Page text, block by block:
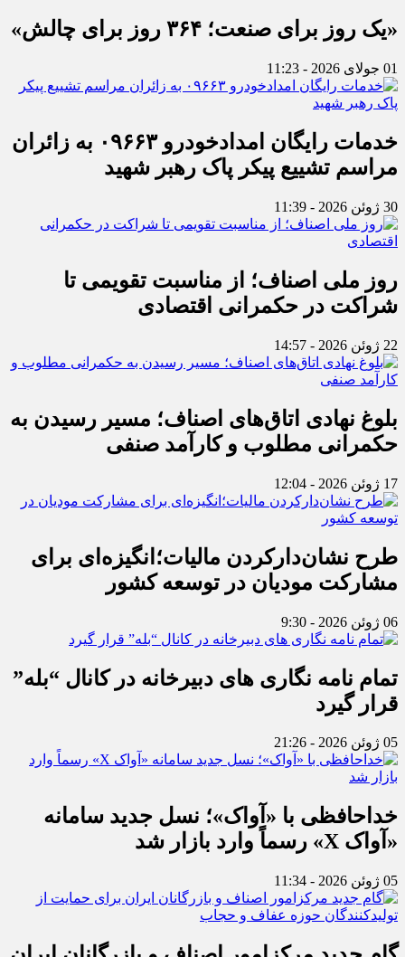
«یک روز برای صنعت؛ ۳۶۴ روز برای چالش»
01 جولای 2026 - 11:23
خدمات رایگان امدادخودرو ۰۹۶۶۳ به زائران
مراسم تشییع پیکر پاک رهبر شهید
30 ژوئن 2026 - 11:39
روز ملی اصناف؛ از مناسبت تقویمی تا
شراکت در حکمرانی اقتصادی
22 ژوئن 2026 - 14:57
بلوغ نهادی اتاق‌های اصناف؛ مسیر رسیدن به
حکمرانی مطلوب و کارآمد صنفی
17 ژوئن 2026 - 12:04
طرح نشان‌دارکردن مالیات؛انگیزه‌ای برای
مشارکت مودیان در توسعه کشور
06 ژوئن 2026 - 9:30
تمام نامه نگاری های دبیرخانه در کانال “بله”
قرار گیرد
05 ژوئن 2026 - 21:26
خداحافظی با «آواک»؛ نسل جدید سامانه
«آواک X» رسماً وارد بازار شد
05 ژوئن 2026 - 11:34